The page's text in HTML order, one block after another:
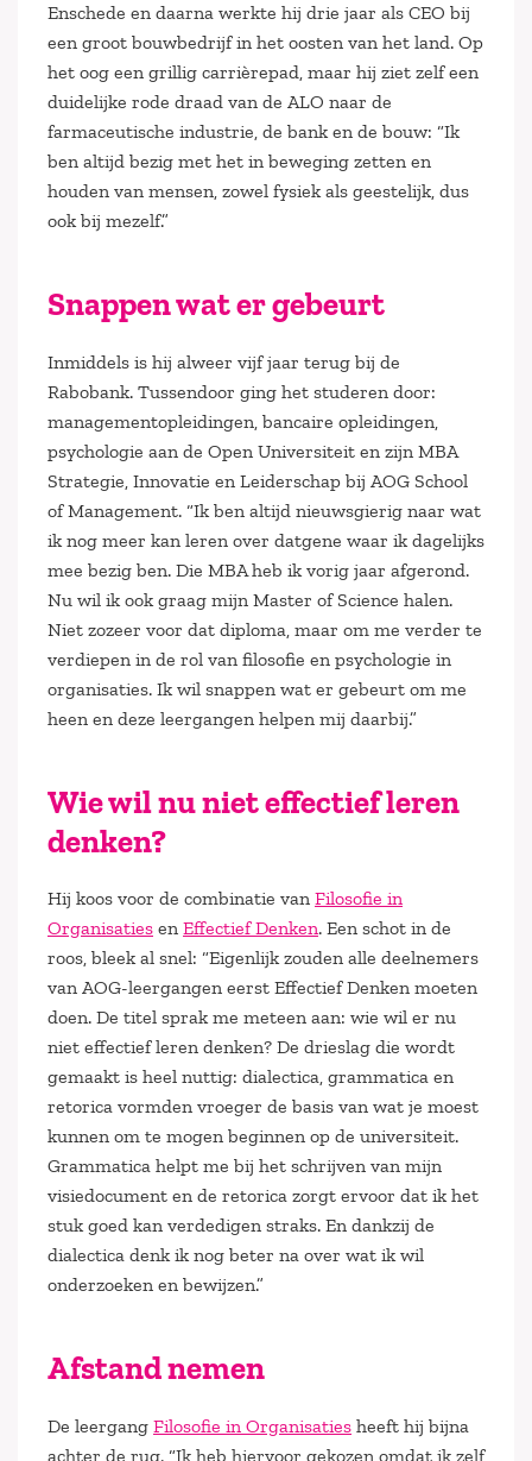
Enschede en daarna werkte hij drie jaar als CEO bij
een groot bouwbedrijf in het oosten van het land. Op
het oog een grillig carrièrepad, maar hij ziet zelf een
duidelijke rode draad van de ALO naar de
farmaceutische industrie, de bank en de bouw: “Ik
ben altijd bezig met het in beweging zetten en
houden van mensen, zowel fysiek als geestelijk, dus
ook bij mezelf.”
Snappen wat er gebeurt
Inmiddels is hij alweer vijf jaar terug bij de
Rabobank. Tussendoor ging het studeren door:
managementopleidingen, bancaire opleidingen,
psychologie aan de Open Universiteit en zijn MBA
Strategie, Innovatie en Leiderschap bij AOG School
of Management. “Ik ben altijd nieuwsgierig naar wat
ik nog meer kan leren over datgene waar ik dagelijks
mee bezig ben. Die MBA heb ik vorig jaar afgerond.
Nu wil ik ook graag mijn Master of Science halen.
Niet zozeer voor dat diploma, maar om me verder te
verdiepen in de rol van filosofie en psychologie in
organisaties. Ik wil snappen wat er gebeurt om me
heen en deze leergangen helpen mij daarbij.”
Wie wil nu niet effectief leren
denken?
Hij koos voor de combinatie van Filosofie in
Organisaties en Effectief Denken. Een schot in de
roos, bleek al snel: “Eigenlijk zouden alle deelnemers
van AOG-leergangen eerst Effectief Denken moeten
doen. De titel sprak me meteen aan: wie wil er nu
niet effectief leren denken? De drieslag die wordt
gemaakt is heel nuttig: dialectica, grammatica en
retorica vormden vroeger de basis van wat je moest
kunnen om te mogen beginnen op de universiteit.
Grammatica helpt me bij het schrijven van mijn
visiedocument en de retorica zorgt ervoor dat ik het
stuk goed kan verdedigen straks. En dankzij de
dialectica denk ik nog beter na over wat ik wil
onderzoeken en bewijzen.”
Afstand nemen
De leergang Filosofie in Organisaties heeft hij bijna
achter de rug. “Ik heb hiervoor gekozen omdat ik zelf